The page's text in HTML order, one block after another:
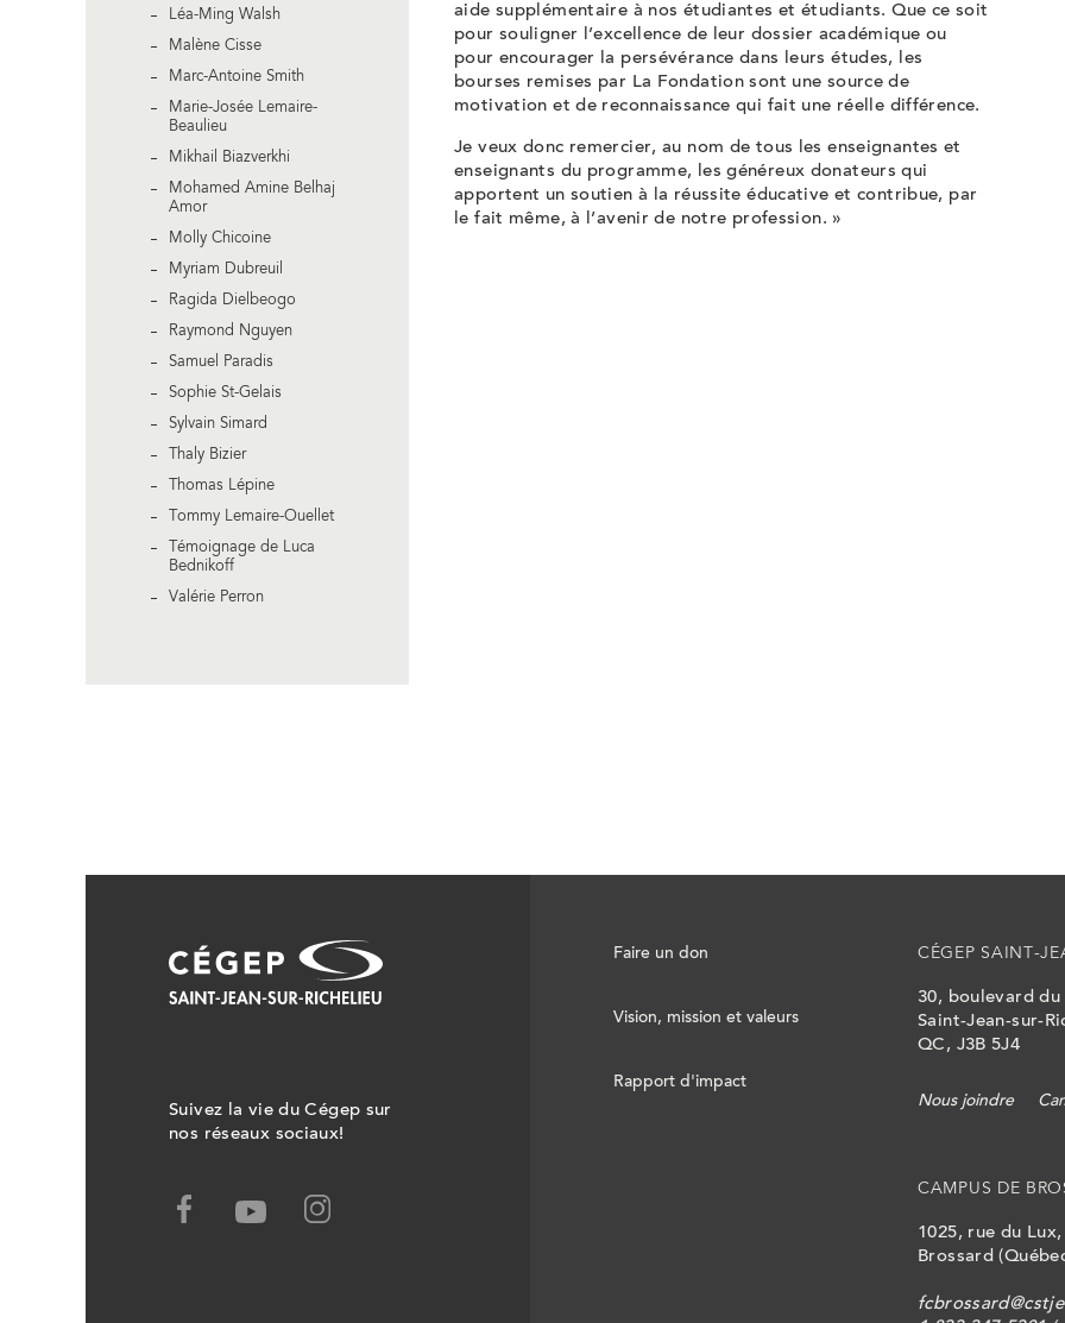
Léa-Ming Walsh
Malène Cisse
Marc-Antoine Smith
Marie-Josée Lemaire-
Beaulieu
Mikhail Biazverkhi
Mohamed Amine Belhaj
Amor
Molly Chicoine
Myriam Dubreuil
Ragida Dielbeogo
Raymond Nguyen
Samuel Paradis
Sophie St-Gelais
Sylvain Simard
Thaly Bizier
Thomas Lépine
Tommy Lemaire-Ouellet
Témoignage de Luca
Bednikoff
Valérie Perron
aide supplémentaire à nos étudiantes et étudiants. Que ce soit
pour souligner l’excellence de leur dossier académique ou
pour encourager la persévérance dans leurs études, les
bourses remises par La Fondation sont une source de
motivation et de reconnaissance qui fait une réelle différence.
Je veux donc remercier, au nom de tous les enseignantes et
enseignants du programme, les généreux donateurs qui
apportent un soutien à la réussite éducative et contribue, par
le fait même, à l’avenir de notre profession. »
Suivez la vie du Cégep sur
nos réseaux sociaux!
Facebook,Youtube,
Faire un don
Vision, mission et valeurs
Rapport d'impact
CÉGEP SAINT-
30, boulevard
Saint-Jean-sur-
QC, J3B 5J4
Nous joindre
CAMPUS DE
1025, rue du
Brossard